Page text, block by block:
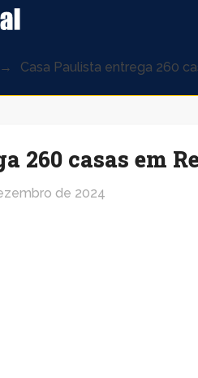
Casa Paulista entrega 260
260 casas em
de 2024